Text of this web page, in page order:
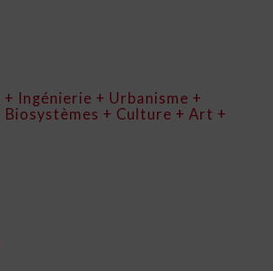
Ingénierie + Urbanisme +
Biosystèmes + Culture + Art +